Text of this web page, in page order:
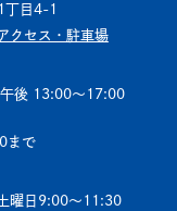
丁目4-1
クセス・駐車場
後 13:00～17:00
まで
曜日9:00～11:30